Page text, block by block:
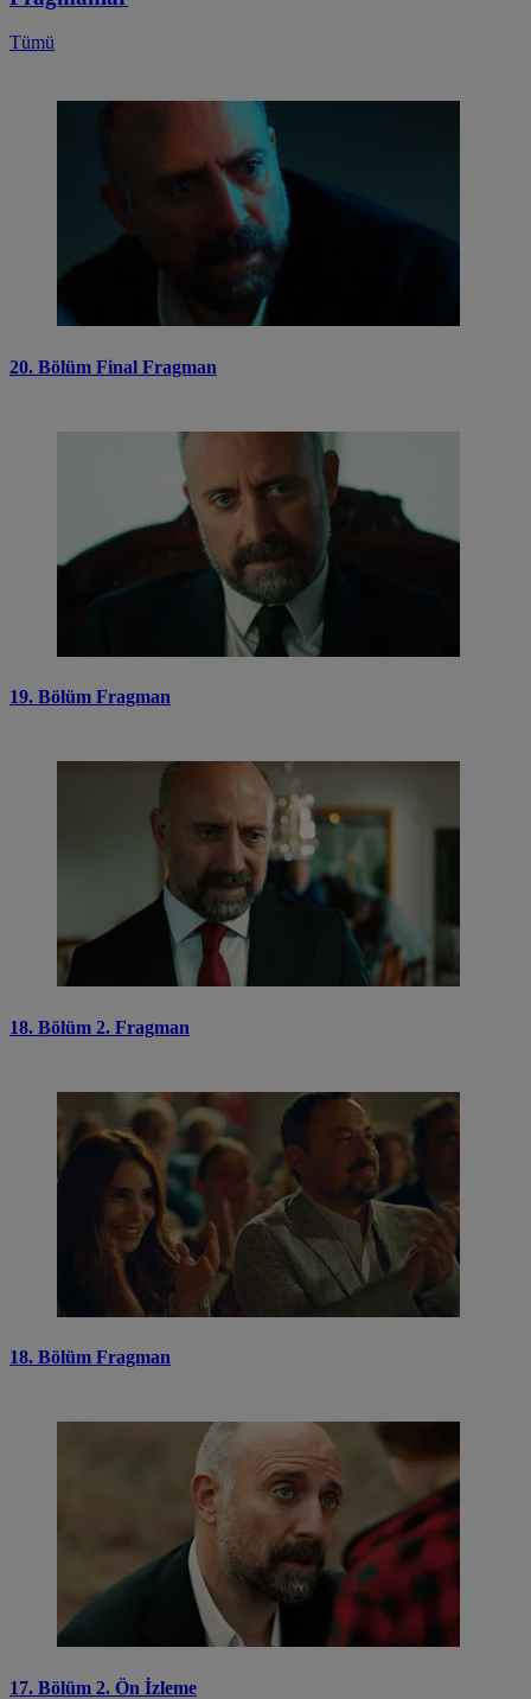
Tümü
20. Bölüm Final Fragman
19. Bölüm Fragman
18. Bölüm 2. Fragman
18. Bölüm Fragman
17. Bölüm 2. Ön İzleme